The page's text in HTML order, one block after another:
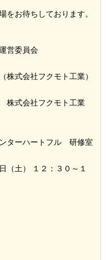
をお待ちしております。
営委員会
株式会社フクモト工業）
株式会社フクモト工業
ターハートフル 研修室
（土） １２：３０～１